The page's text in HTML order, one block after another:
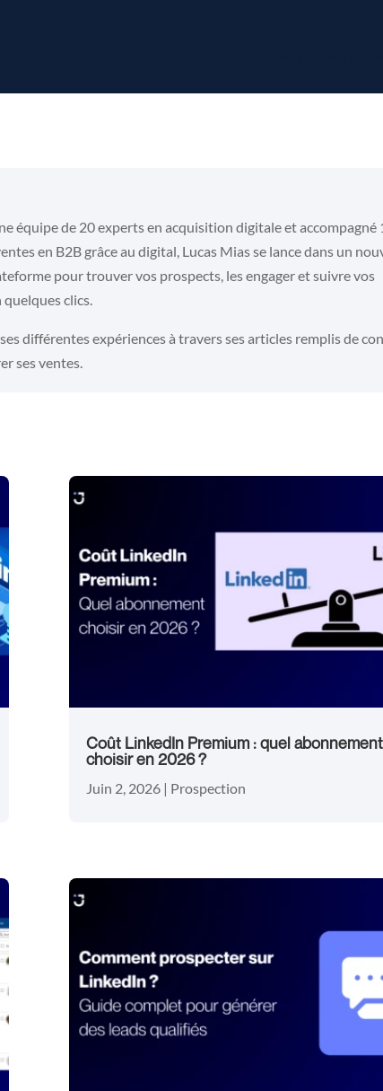
équipe de 20 experts en acquisition digitale et accompagné
en B2B grâce au digital, Lucas Mias se lance dans un
pour trouver vos prospects, les engager et suivre vos
clics.
différentes expériences à travers ses articles remplis de
ses ventes.
Coût LinkedIn Premium : quel abonnement
choisir en 2026 ?
Juin 2, 2026| Prospection